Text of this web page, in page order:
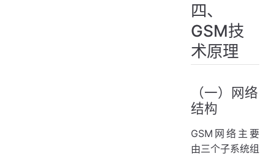
四、
GSM技
术原理
（一）网络
结构
GSM网络主要
由三个子系统组